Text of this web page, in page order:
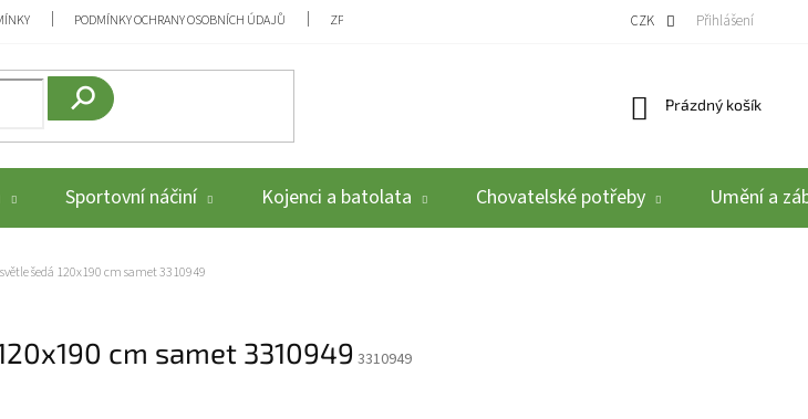
PODMÍNKY OCHRANY OSOBNÍCH ÚDAJŮ ZPĚTNÝ ODBĚR VYSLOUŽILÝCH ELEKTROZAŘÍZENÍ / BATERIÍ REKLAMACE A
CZK Přihlášení
Nákupní košík
Prázdný košík
Sportovní náčiní Kojenci a batolata Chovatelské potřeby Umění a
šedá 120x190 cm samet 3310949
cm samet 3310949 3310949